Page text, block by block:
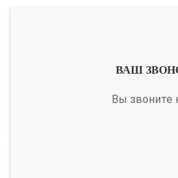
ВАШ
Вы звоните